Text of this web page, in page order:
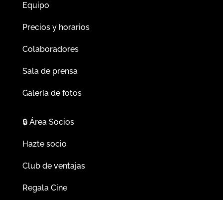
Equipo
Precios y horarios
Colaboradores
Sala de prensa
Galería de fotos
🔒Área Socios
Hazte socio
Club de ventajas
Regala Cine